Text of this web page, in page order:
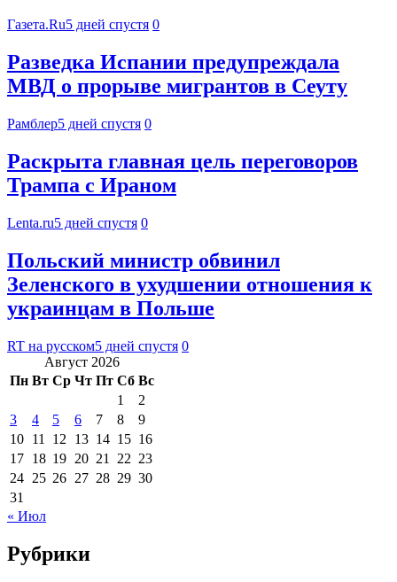
Газета.Ru5 дней спустя 0
Разведка Испании предупреждала
МВД о прорыве мигрантов в Сеуту
Рамблер5 дней спустя 0
Раскрыта главная цель переговоров
Трампа с Ираном
Lenta.ru5 дней спустя 0
Польский министр обвинил
Зеленского в ухудшении отношения к
украинцам в Польше
RT на русском5 дней спустя 0
Август 2026
Пн Вт Ср Чт Пт Сб Вс
1
2
3
4 5 6 7 8
9
10 11 12 13 14 15 16
17 18 19 20 21 22 23
24 25 26 27 28 29 30
31
« Июл
Рубрики